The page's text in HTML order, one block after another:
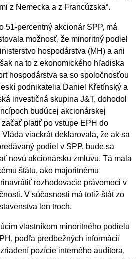
z Nemecka a z Francúzska“.
51-percentný akcionár SPP, má
možnosť, že minoritný podiel
hospodárstva (MH) a ani
na to z ekonomického hľadiska
hospodárstva sa so spoločnosťou
podnikatelia Daniel Křetínský a
investičná skupina J&T, dohodol
budúcej akcionárskej
začať platiť po vstupe EPH do
viackrát deklarovala, že ak sa
podiel v SPP, bude sa
novú akcionársku zmluvu. Tá mala
štátu, ako majoritnému
rozhodovacie právomoci v
V súčasnosti má totiž štát zo
len troch.
vlastníkom minoritného podielu
podľa predbežných informácií
pozície interného audítora,